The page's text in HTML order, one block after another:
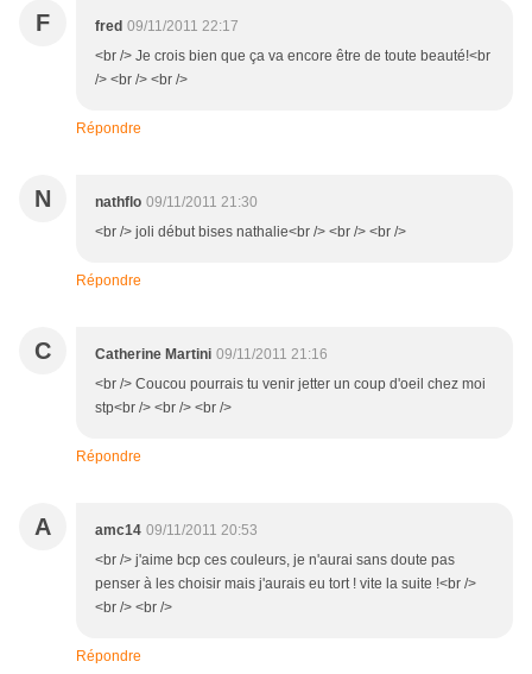
F fred 09/11/2011 22:17
<br /> Je crois bien que ça va encore être de toute beauté!<br
/> <br /> <br />
Répondre
N nathflo 09/11/2011 21:30
<br /> joli début bises nathalie<br /> <br /> <br />
Répondre
C Catherine Martini 09/11/2011 21:16
<br /> Coucou pourrais tu venir jetter un coup d'oeil chez moi
stp<br /> <br /> <br />
Répondre
A amc14 09/11/2011 20:53
<br /> j'aime bcp ces couleurs, je n'aurai sans doute pas
penser à les choisir mais j'aurais eu tort ! vite la suite !<br />
<br /> <br />
Répondre